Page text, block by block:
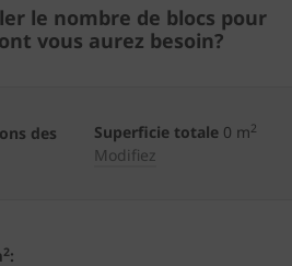
le nombre de blocs pour
vous aurez besoin?
des
Superficie totale 0 m2
Modifiez
2: